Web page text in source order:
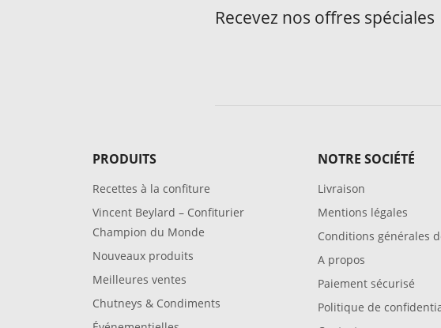
Recevez nos offres spéciales
PRODUITS
Recettes à la confiture
Vincent Beylard – Confiturier
Champion du Monde
Nouveaux produits
Meilleures ventes
Chutneys & Condiments
NOTRE SOCIÉTÉ
Livraison
Mentions légales
Conditions générales
A propos
Paiement sécurisé
Politique de